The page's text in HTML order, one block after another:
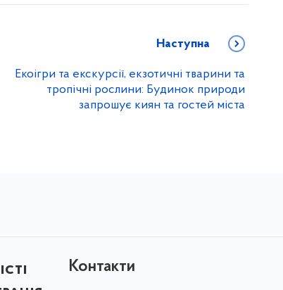
Наступна
Екоігри та екскурсії, екзотичні тварини та
тропічні рослини: Будинок природи
запрошує киян та гостей міста
Контакти